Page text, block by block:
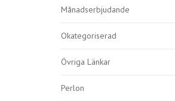
Månadserbjudande
Okategoriserad
Övriga Länkar
Perlon